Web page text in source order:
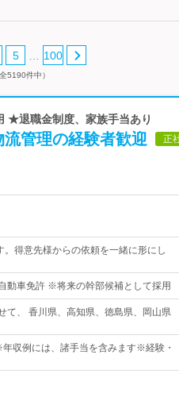
5 100
5190件中）
★退職金制度、家族手当あり
管理の経験者歓迎 正
。得意先様からの依頼を一緒に形にし
動車免許 ※将来の幹部候補として採用
て、 香川県、高知県、徳島県、岡山県
収例には、諸手当を含みます※経験・